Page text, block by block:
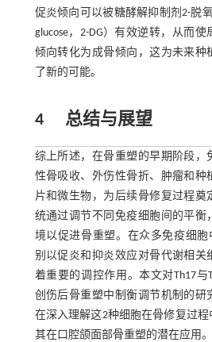
促炎倾向可以被糖酵解抑制剂2-脱
glucose，2-DG）有效逆转，从而
倾向转化为成骨倾向，这为未来种
了新的可能。
4总结与展望
综上所述，在骨重塑的早期阶段，
性骨吸收、外伤性骨折、肿瘤和种
片和微生物，为后续骨修复过程奠
统通过调节不同免疫细胞间的平衡
境以促进骨重塑。在众多免疫细胞
别以促炎和抑炎效应对骨代谢相关
着重要的调控作用。本文对Th17与
创伤后骨重塑中制衡调节机制的研
在深入理解这2种细胞在骨修复过
其在口腔颌面部骨重塑的潜在应用。